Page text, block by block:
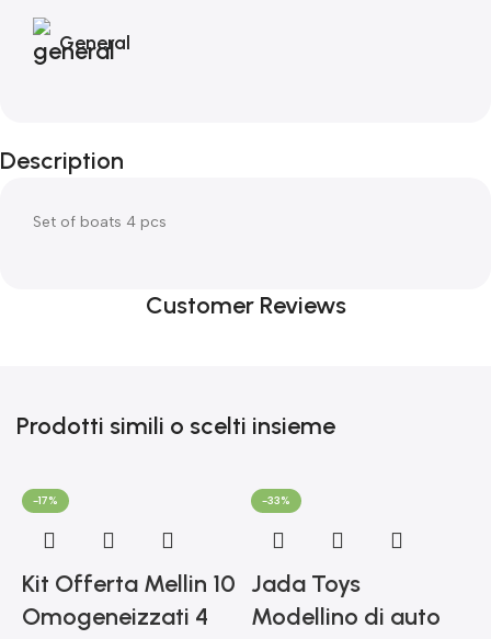
General
Description
Set of boats 4 pcs
Customer Reviews
Prodotti simili o scelti insieme
-17%
Kit Offerta Mellin 10
Omogeneizzati 4
-33%
Jada Toys
Modellino di auto